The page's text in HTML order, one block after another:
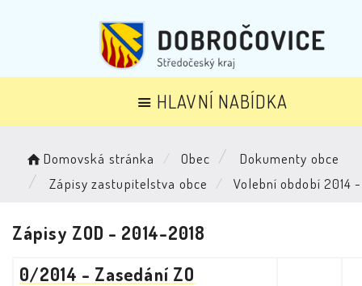
HLAVNÍ NABÍDKA
Domovská stránka Obec
Dokumenty obce
Zápisy zastupitelstva obce
Volební období 2014
Zápisy ZOD - 2014-2018
0/2014 - Zasedání ZO